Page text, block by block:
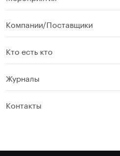
Компании/Поставщики
Кто есть кто
Журналы
Контакты